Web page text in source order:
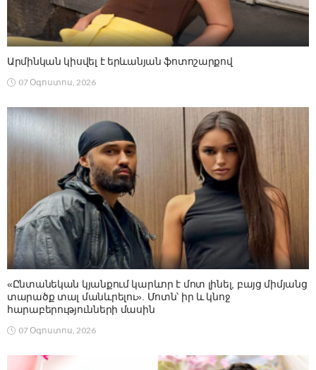
Արմինկան կիսվել է երևանյան ֆոտոշարքով
07 Օգոստոս, 2026
«Ընտանեկան կյանքում կարևոր է մոտ լինել, բայց միմյանց
տարածք տալ մանևրելու». Մոտն՝ իր և կնոջ
հարաբերությունների մասին
07 Օգոստոս, 2026